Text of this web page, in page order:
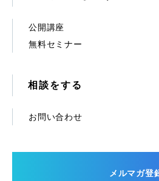
公開講座
無料セミナー
相談をする
お問い合わせ
メルマガ登